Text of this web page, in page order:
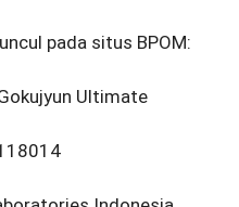
pada situs BPOM:
Ultimate